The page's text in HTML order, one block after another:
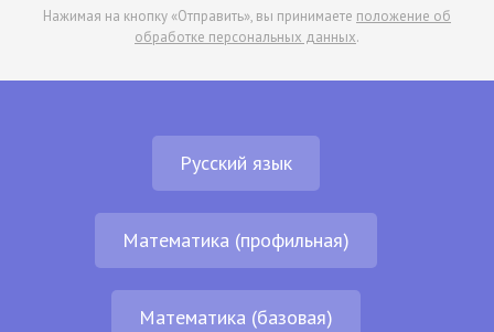
Нажимая на кнопку «Отправить», вы принимаете положение об
обработке персональных данных.
Русский язык
Математика (профильная)
Математика (базовая)